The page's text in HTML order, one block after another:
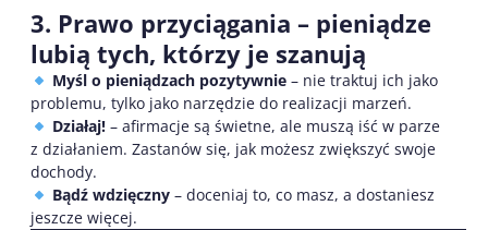
3. Prawo przyciągania – pieniądze
lubią tych, którzy je szanują
Myśl o pieniądzach pozytywnie– nie traktuj ich jako
problemu, tylko jako narzędzie do realizacji marzeń.
Działaj!– afirmacje są świetne, ale muszą iść w parze
z działaniem. Zastanów się, jak możesz zwiększyć swoje
dochody.
Bądź wdzięczny– doceniaj to, co masz, a dostaniesz
jeszcze więcej.